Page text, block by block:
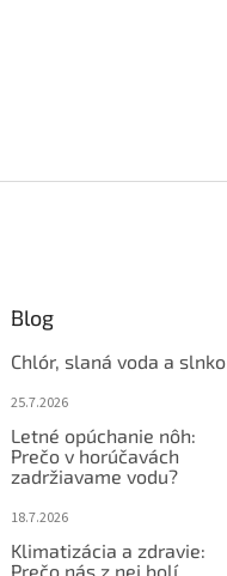
Blog
Chlór, slaná voda a slnko
25.7.2026
Letné opúchanie nôh:
Prečo v horúčavách
zadržiavame vodu?
18.7.2026
Klimatizácia a zdravie:
Prečo nás z nej bolí